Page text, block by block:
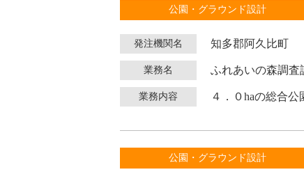
公園・グラウンド設計
発注機関名 知多郡阿久比町
業務名 ふれあいの森調査
業務内容 ４．０haの総合
公園・グラウンド設計